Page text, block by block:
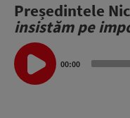
Președintele
insistăm pe
Audio
Player
00:00